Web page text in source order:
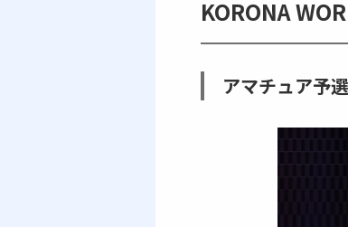
KORONA
アマチュア予